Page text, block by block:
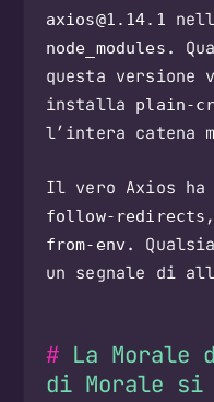
axios@1.14.1
node_modules .
questa versione
installa
plain-
l’intera catena
Il vero Axios ha
follow-redirects ,
from-env.
un segnale di
La Morale
di Morale si